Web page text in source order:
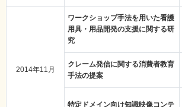
2014年11月
ワークショップ手法を用いた看護
用具・用品開発の支援に関する研
究
クレーム発信に関する消費者教育
手法の提案
特定ドメイン向け知識映像コンテ